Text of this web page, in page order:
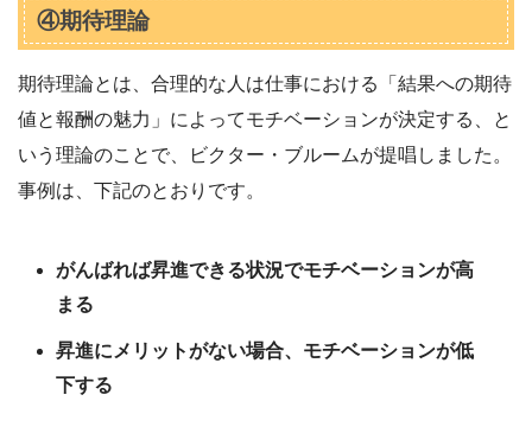
④期待理論
期待理論とは、合理的な人は仕事における「結果への期待
値と報酬の魅力」によってモチベーションが決定する、と
いう理論のことで、ビクター・ブルームが提唱しました。
事例は、下記のとおりです。
がんばれば昇進できる状況でモチベーションが高
まる
昇進にメリットがない場合、モチベーションが低
下する